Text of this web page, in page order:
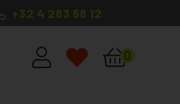
+32 4 263 56 12
ma santé, mes
0